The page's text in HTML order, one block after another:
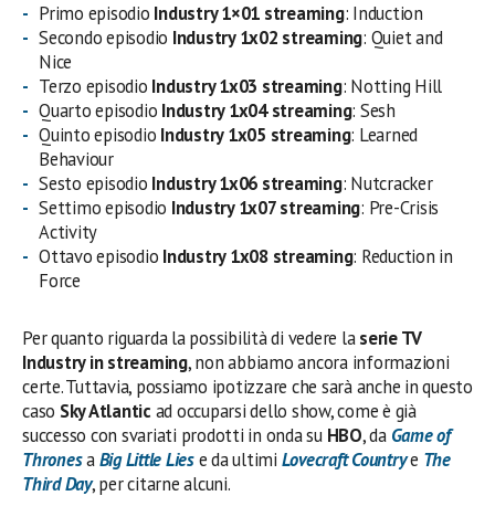
Primo episodio Industry1×01 streaming: Induction
Secondo episodio Industry1x02 streaming: Quiet and
Nice
Terzo episodio Industry1x03 streaming: Notting Hill
Quarto episodio Industry1x04 streaming: Sesh
Quinto episodio Industry1x05 streaming: Learned
Behaviour
Sesto episodio Industry1x06 streaming: Nutcracker
Settimo episodio Industry1x07 streaming: Pre-Crisis
Activity
Ottavo episodio Industry1x08 streaming: Reduction in
Force
Per quanto riguarda la possibilità di vedere laserie TV
Industry in streaming, non abbiamo ancora informazioni
certe. Tuttavia, possiamo ipotizzare che sarà anche in questo
caso Sky Atlantic ad occuparsi dello show, come è già
successo con svariati prodotti in onda su HBO, da Game of
ThronesaBig Little Liese da ultimi Lovecraft Countrye The
Third Day, per citarne alcuni.